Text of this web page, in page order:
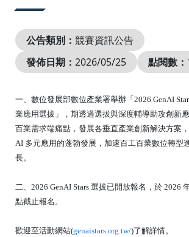
公告類別： 競賽資訊公告
發佈日期： 2026/05/25 點閱數：
一、數位發展部數位產業署舉辦「2026 GenAI
業應用選拔」，期透過選拔與深度輔導助攻創新
百業需求端痛點，發展各垂直產業創新解決方案
AI 多元應用的蓬勃發展，加速百工百業數位轉型
長。
二、2026 GenAI Stars 選拔已開放報名，於 2026
點截止報名。
歡迎至活動網站(genaistars.org.tw/)了解詳情。